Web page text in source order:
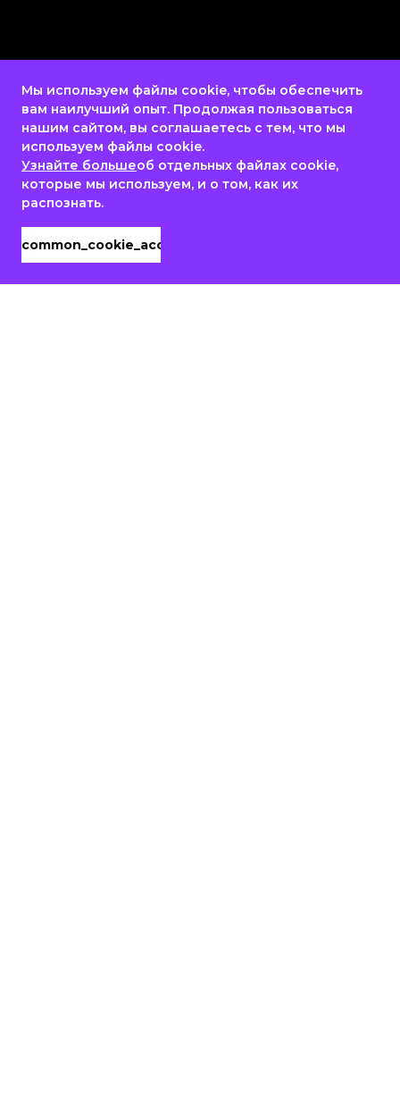
Мы используем файлы cookie, чтобы обеспечить
вам наилучший опыт. Продолжая пользоваться
нашим сайтом, вы соглашаетесь с тем, что мы
используем файлы cookie.
Узнайте большеоб отдельных файлах cookie,
которые мы используем, и о том, как их
распознать.
common_cookie_accept